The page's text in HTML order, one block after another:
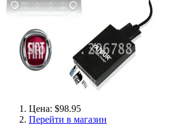
Цена: $98.95
Перейти в магазин